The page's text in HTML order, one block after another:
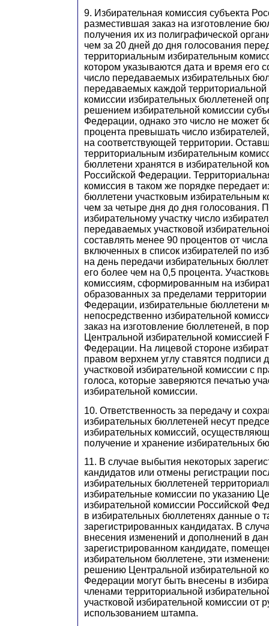
9. Избирательная комиссия субъекта
разместившая заказ на изготовление
получения их из полиграфической
чем за 20 дней до дня голосования
территориальным избирательным
котором указываются дата и время его
число передаваемых избирательных
передаваемых каждой территориальной
комиссии избирательных бюллетеней
решением избирательной комиссии
Федерации, однако это число не может
процента превышать число
на соответствующей территории.
территориальным избирательным
бюллетени хранятся в избирательной
Российской Федерации.
комиссия в таком же порядке передает
бюллетени участковым избирательным
чем за четыре дня до дня голосования.
избирательному участку число
передаваемых участковой
составлять менее 90 процентов от
включенных в список избирателей по
на день передачи избирательных
его более чем на 0,5 процента.
комиссиям, сформированным на
образованных за пределами территории
Федерации, избирательные бюллетени
непосредственно избирательной
заказ на изготовление бюллетеней, в
Центральной избирательной комиссией
Федерации. На лицевой стороне
правом верхнем углу ставятся подписи
участковой избирательной комиссии с
голоса, которые заверяются печатью
избирательной комиссии.
10. Ответственность за передачу и
избирательных бюллетеней несут
избирательных комиссий,
получение и хранение избирательных
11. В случае выбытия некоторых
кандидатов или отмены регистрации
избирательных бюллетеней
избирательные комиссии по указанию
избирательной комиссии Российской
в избирательных бюллетенях данные о
зарегистрированных кандидатах. В
внесения изменений и дополнений в
зарегистрированном кандидате,
избирательном бюллетене, эти
решению Центральной избирательной
Федерации могут быть внесены в
членами территориальной
участковой избирательной комиссии от
использованием штампа.